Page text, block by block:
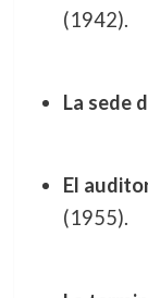
(1942).
La sede
El
(1955).